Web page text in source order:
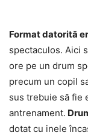
Format datorită
spectaculos. Aici
ore pe un drum
precum un copil
sus trebuie să fie
antrenament.
dotat cu inele